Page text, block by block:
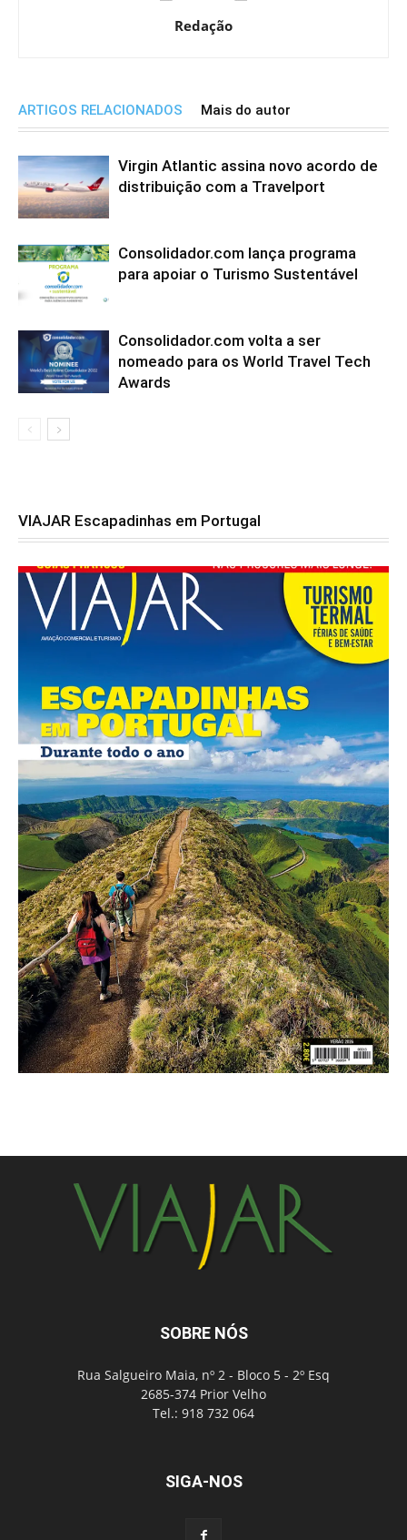
Redação
ARTIGOS RELACIONADOS Mais do autor
Virgin Atlantic assina novo acordo de
distribuição com a Travelport
Consolidador.com lança programa
para apoiar o Turismo Sustentável
Consolidador.com volta a ser
nomeado para os World Travel Tech
Awards
VIAJAR Escapadinhas em Portugal
SOBRE NÓS
Rua Salgueiro Maia, nº 2 - Bloco 5 - 2º Esq
2685-374 Prior Velho
Tel.: 918 732 064
SIGA-NOS